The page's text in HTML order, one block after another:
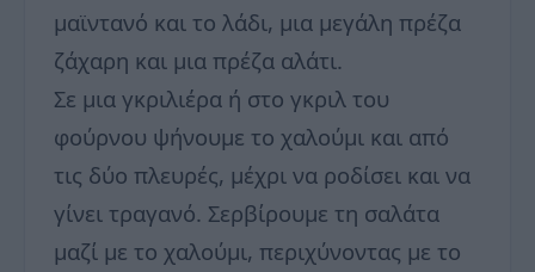
μαϊντανό και το λάδι, μια μεγάλη πρέζα
ζάχαρη και μια πρέζα αλάτι.
Σε μια γκριλιέρα ή στο γκριλ του
φούρνου ψήνουμε το χαλούμι και από
τις δύο πλευρές, μέχρι να ροδίσει και να
γίνει τραγανό. Σερβίρουμε τη σαλάτα
μαζί με το χαλούμι, περιχύνοντας με το